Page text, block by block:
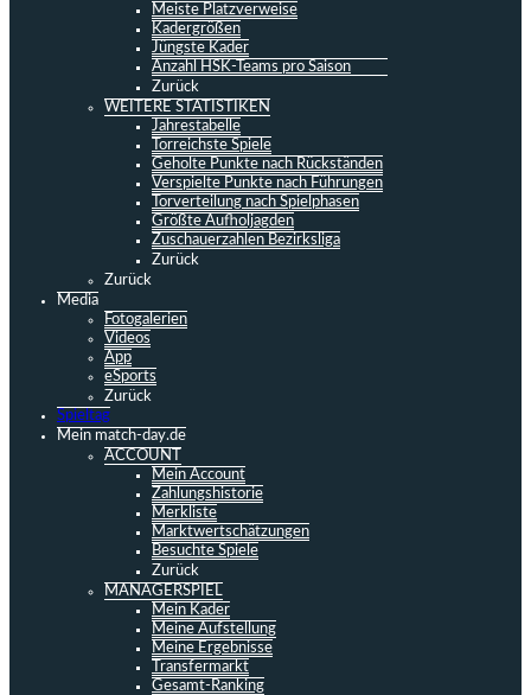
Meiste Platzverweise
Kadergrößen
Jüngste Kader
Anzahl HSK-Teams pro Saison
Zurück
WEITERE STATISTIKEN
Jahrestabelle
Torreichste Spiele
Geholte Punkte nach Rückständen
Verspielte Punkte nach Führungen
Torverteilung nach Spielphasen
Größte Aufholjagden
Zuschauerzahlen Bezirksliga
Zurück
Zurück
Media
Fotogalerien
Videos
App
eSports
Zurück
Spieltag
Mein match-day.de
ACCOUNT
Mein Account
Zahlungshistorie
Merkliste
Marktwertschätzungen
Besuchte Spiele
Zurück
MANAGERSPIEL
Mein Kader
Meine Aufstellung
Meine Ergebnisse
Transfermarkt
Gesamt-Ranking